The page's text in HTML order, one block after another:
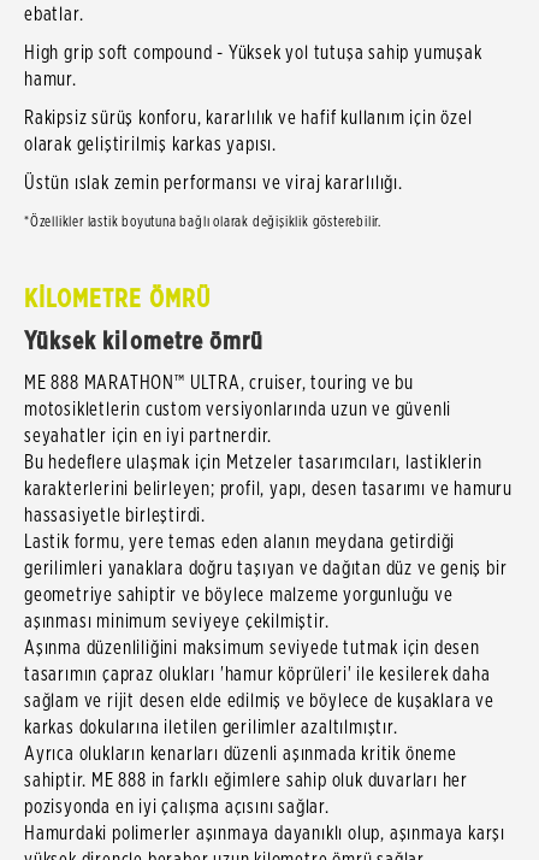
ebatlar.
High grip soft compound - Yüksek yol tutuşa sahip yumuşak
hamur.
Rakipsiz sürüş konforu, kararlılık ve hafif kullanım için özel
olarak geliştirilmiş karkas yapısı.
Üstün ıslak zemin performansı ve viraj kararlılığı.
*Özellikler lastik boyutuna bağlı olarak değişiklik gösterebilir.
KİLOMETRE ÖMRÜ
Yüksek kilometre ömrü
ME 888 MARATHON™ ULTRA, cruiser, touring ve bu
motosikletlerin custom versiyonlarında uzun ve güvenli
seyahatler için en iyi partnerdir.
Bu hedeflere ulaşmak için Metzeler tasarımcıları, lastiklerin
karakterlerini belirleyen; profil, yapı, desen tasarımı ve hamuru
hassasiyetle birleştirdi.
Lastik formu, yere temas eden alanın meydana getirdiği
gerilimleri yanaklara doğru taşıyan ve dağıtan düz ve geniş bir
geometriye sahiptir ve böylece malzeme yorgunluğu ve
aşınması minimum seviyeye çekilmiştir.
Aşınma düzenliliğini maksimum seviyede tutmak için desen
tasarımın çapraz olukları 'hamur köprüleri' ile kesilerek daha
sağlam ve rijit desen elde edilmiş ve böylece de kuşaklara ve
karkas dokularına iletilen gerilimler azaltılmıştır.
Ayrıca olukların kenarları düzenli aşınmada kritik öneme
sahiptir. ME 888 in farklı eğimlere sahip oluk duvarları her
pozisyonda en iyi çalışma açısını sağlar.
Hamurdaki polimerler aşınmaya dayanıklı olup, aşınmaya karşı